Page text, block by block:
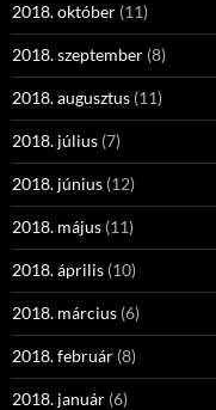
2018. október (11)
2018. szeptember (8)
2018. augusztus (11)
2018. július (7)
2018. június (12)
2018. május (11)
2018. április (10)
2018. március (6)
2018. február (8)
2018. január (6)